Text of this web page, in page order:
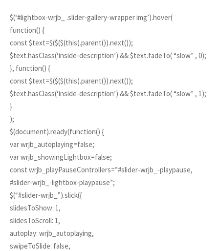
$(‘#lightbox-wrjb_ .slider-gallery-wrapper img’).hover(
function() {
const $text=$($($(this).parent()).next());
$text.hasClass(‘inside-description’) && $text.fadeTo( “slow” , 0);
}, function() {
const $text=$($($(this).parent()).next());
$text.hasClass(‘inside-description’) && $text.fadeTo( “slow” , 1);
}
);
$(document).ready(function() {
var wrjb_autoplaying=false;
var wrjb_showingLightbox=false;
const wrjb_playPauseControllers=”#slider-wrjb_-playpause,
#slider-wrjb_-lightbox-playpause”;
$(“#slider-wrjb_”).slick({
slidesToShow: 1,
slidesToScroll: 1,
autoplay: wrjb_autoplaying,
swipeToSlide: false,